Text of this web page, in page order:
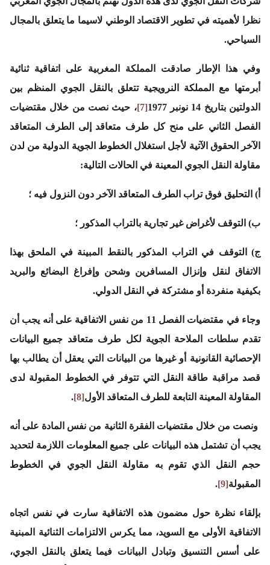
نظرا لأهميته في تطوير الاقتصاد الوطني لاسيما ما يتعلق بالمجال
السياحي.
وفي هذا الإطار صادقت المملكة المغربية على اتفاقية ثنائية
أبرمتها مع المملكة النرويجية تتعلق بالنقل الجوي المنظم بين
الدولتين بتاريخ 14 نونبر 1977
[7]
، حيث نصت من خلال مقتضيات
الفصل الثاني على منح كل طرف متعاقد إلى الطرف المتعاقد
الآخر الحقوق الآتية لأجل استغلال الخطوط الجوية الدولية من لدن
مقاولة النقل الجوي المعينة في الحالات التالية:
أ‌) التحليق فوق تراب الطرف المتعاقد الآخر دون النزول فيه ؛
ب‌) التوقف لأغراض غير تجارية بالتراب المذكور ؛
ج‌) التوقف في التراب المذكور بالنقط المبينة في الملحق بهذا
الاتفاق لنقل وإنزال المسافرين وشحن وإفراغ البضائع والبريد
بكيفية منفردة أو مشتركة في النقل الدولي.
وجاء في مقتضيات الفصل 11 من نفس الاتفاقية على أنه يجب أن
تقدم سلطات الملاحة الجوية لكل طرف متعاقد جميع البيانات
الإحصائية القانونية أو غيرها من البيانات التي يعقل أن يطالب بها
قصد مراقبة طاقة النقل التي تتوفر في الخطوط المقبولة لدى
المقاولة المعينة التابعة للطرف المتعاقد الأول[8]
.
ونصت من خلال مقتضيات الفقرة الثانية من نفس المادة على أنه
يجب أن تشتمل هذه البيانات على جميع المعلومات اللازمة لتحديد
حجم النقل الذي تقوم به مقاولة النقل الجوي في الخطوط
المقبولة[9]
.
بإلقاء نظرة حول مضمون هذه الاتفاقية سارت في نفس اتجاه
الاتفاقية الأولى مع السويد، مما يكرس الالتزامات الثنائية المبنية
على أسس التنسيق وتبادل البيانات فيما يتعلق بالنقل الجوي،